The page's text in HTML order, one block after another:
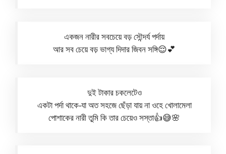
একজন নারীর সবচেয়ে বড় সৌন্দর্য পর্দায়
আর সব চেয়ে বড় ভাগ্য দিদার জিবন সঙ্গি😌💕
দুই টাকার চকলেটেও
একটা পর্দা থাকে-যা অত সহজে ছেঁড়া যায় না ওহে খোলামেলা
পোশাকের নারী তুমি কি তার চেয়েও সস্তা👍😅🌸